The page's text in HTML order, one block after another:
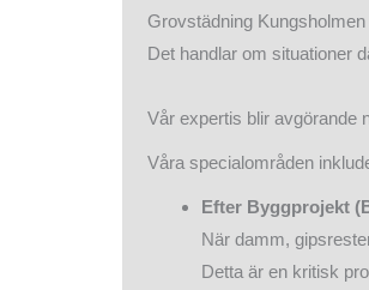
Grovstädning
Det handlar om situationer
Vår expertis blir avgörande
Våra specialområden
Efter Byggprojekt
När damm,
Detta är en kritisk